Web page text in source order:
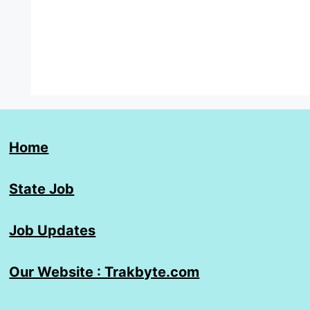
Home
State Job
Job Updates
Our Website : Trakbyte.com